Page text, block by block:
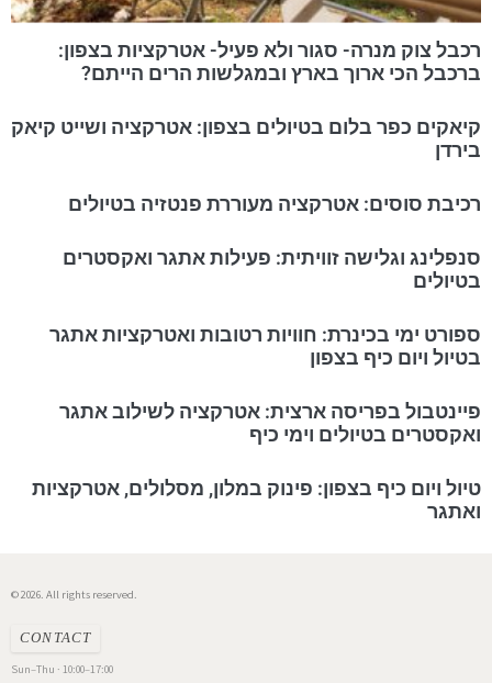
רכבל צוק מנרה- סגור ולא פעיל- אטרקציות בצפון:
ברכבל הכי ארוך בארץ ובמגלשות הרים הייתם?
קיאקים כפר בלום בטיולים בצפון: אטרקציה ושייט קיאק
בירדן
רכיבת סוסים: אטרקציה מעוררת פנטזיה בטיולים
סנפלינג וגלישה זוויתית: פעילות אתגר ואקסטרים
בטיולים
ספורט ימי בכינרת: חוויות רטובות ואטרקציות אתגר
בטיול ויום כיף בצפון
פיינטבול בפריסה ארצית: אטרקציה לשילוב אתגר
ואקסטרים בטיולים וימי כיף
טיול ויום כיף בצפון: פינוק במלון, מסלולים, אטרקציות
ואתגר
© 2026. All rights reserved.
CONTACT
Sun–Thu · 10:00–17:00